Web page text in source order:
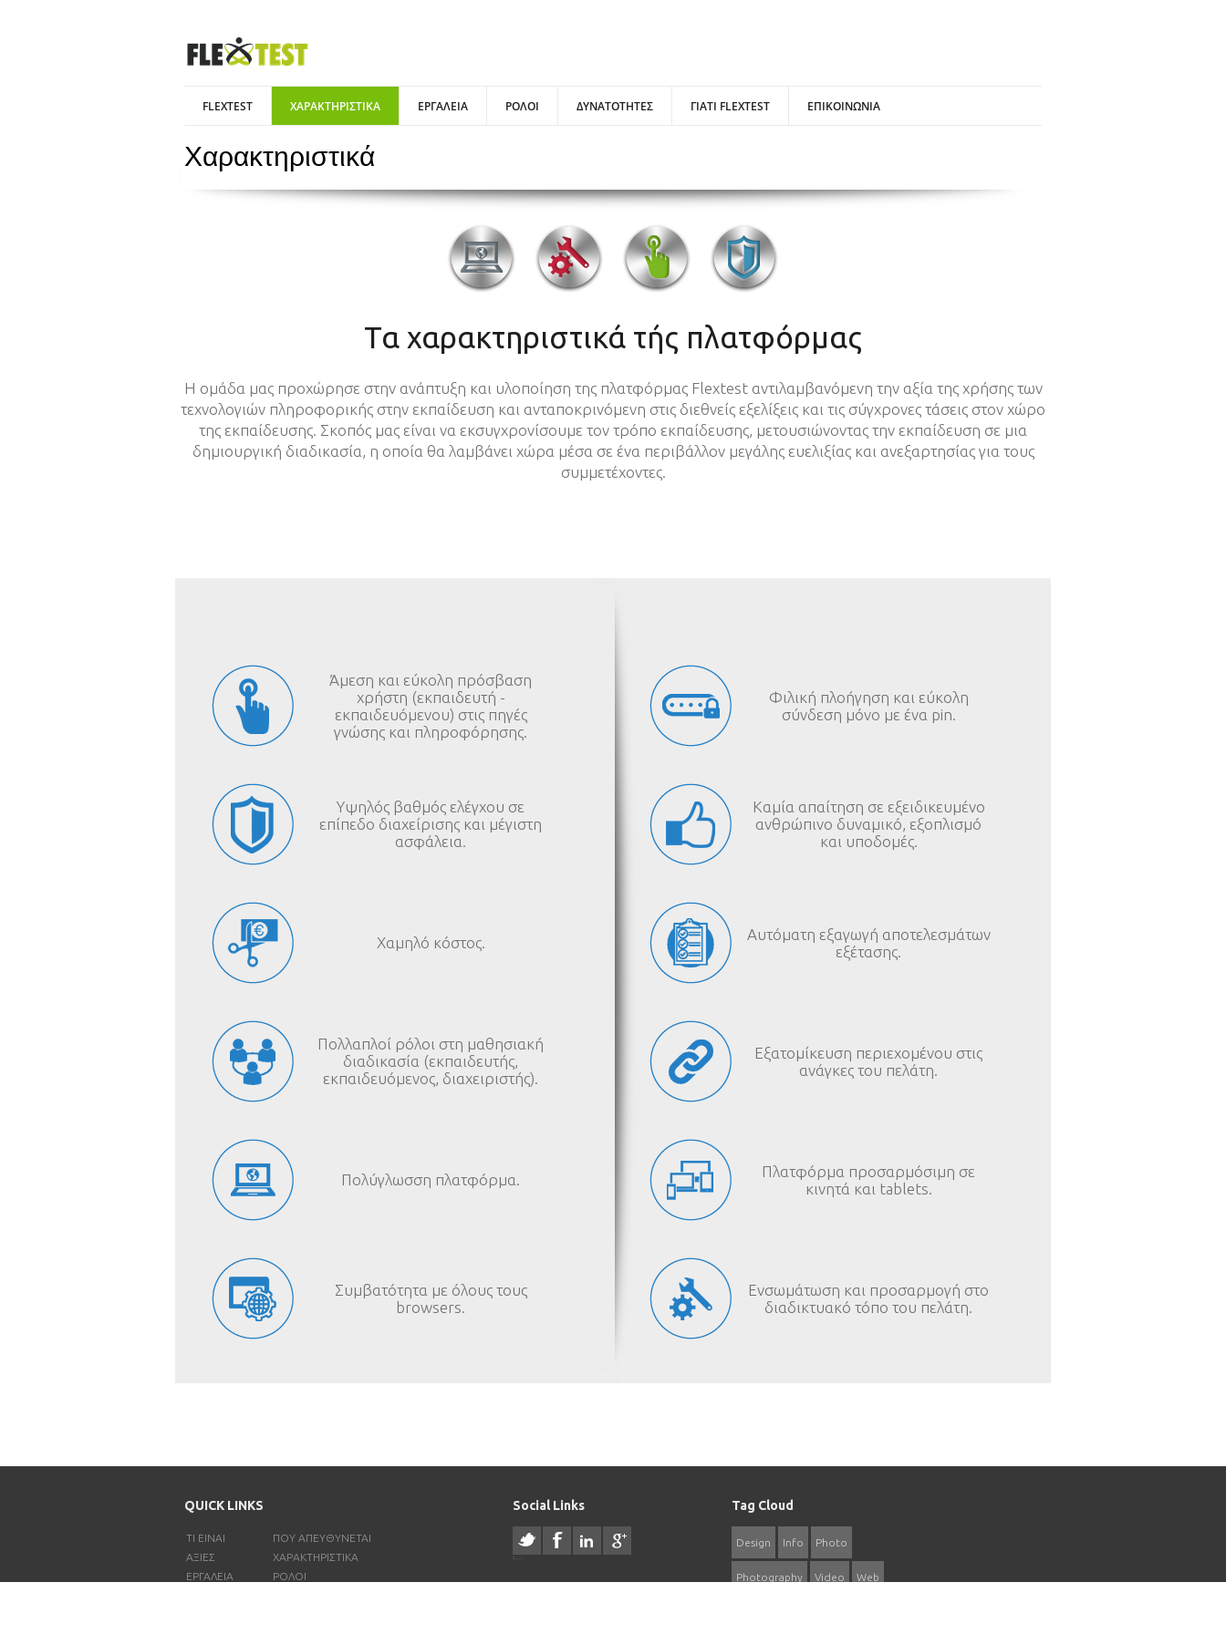
FLEXTEST ΧΑΡΑΚΤΗΡΙΣΤΙΚΑ ΕΡΓΑΛΕΙΑ ΡΟΛΟΙ ΔΥΝΑΤΟΤΗΤΕΣ ΓΙΑΤΙ FLEXTEST ΕΠΙΚΟΙΝΩΝΙΑ
Χαρακτηριστικά
Τα χαρακτηριστικά τής πλατφόρμας
Η ομάδα μας προχώρησε στην ανάπτυξη και υλοποίηση της πλατφόρμας Flextest αντιλαμβανόμενη την αξία της χρήσης των
τεχνολογιών πληροφορικής στην εκπαίδευση και ανταποκρινόμενη στις διεθνείς εξελίξεις και τις σύγχρονες τάσεις στον χώρο
της εκπαίδευσης. Σκοπός μας είναι να εκσυγχρονίσουμε τον τρόπο εκπαίδευσης, μετουσιώνοντας την εκπαίδευση σε μια
δημιουργική διαδικασία, η οποία θα λαμβάνει χώρα μέσα σε ένα περιβάλλον μεγάλης ευελιξίας και ανεξαρτησίας για τους
συμμετέχοντες.
Άμεση και εύκολη πρόσβαση
χρήστη (εκπαιδευτή -
εκπαιδευόμενου) στις πηγές
γνώσης και πληροφόρησης.
Υψηλός βαθμός ελέγχου σε
επίπεδο διαχείρισης και μέγιστη
ασφάλεια.
Χαμηλό κόστος.
Πολλαπλοί ρόλοι στη μαθησιακή
διαδικασία (εκπαιδευτής,
εκπαιδευόμενος, διαχειριστής).
Πολύγλωσση πλατφόρμα.
Συμβατότητα με όλους τους
browsers.
Φιλική πλοήγηση και εύκολη
σύνδεση μόνο με ένα pin.
Καμία απαίτηση σε εξειδικευμένο
ανθρώπινο δυναμικό, εξοπλισμό
και υποδομές.
Αυτόματη εξαγωγή αποτελεσμάτων
εξέτασης.
Εξατομίκευση περιεχομένου στις
ανάγκες του πελάτη.
Πλατφόρμα προσαρμόσιμη σε
κινητά και tablets.
Ενσωμάτωση και προσαρμογή στο
διαδικτυακό τόπο του πελάτη.
QUICK LINKS
ΤΙ ΕΊΝΑΙ
ΠΟΎ ΑΠΕΥΘΎΝΕΤΑΙ
ΑΞΊΕΣ
ΧΑΡΑΚΤΗΡΙΣΤΙΚΑ
ΕΡΓΑΛΕΙΑ
ΡΟΛΟΙ
Social Links Tag Cloud
Design Info Photo
Photography Video Web